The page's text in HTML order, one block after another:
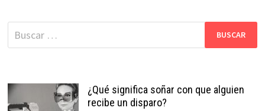
Buscar:
¿Qué significa soñar con que alguien
recibe un disparo?